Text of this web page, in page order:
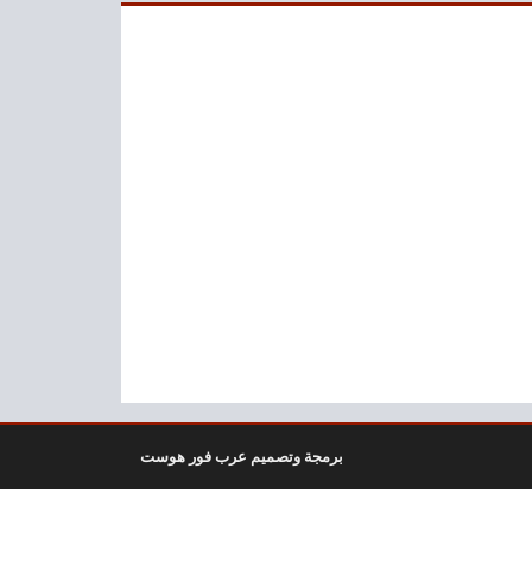
برمجة وتصميم عرب فور هوست